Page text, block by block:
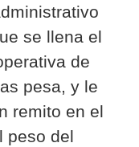
se llena el
de
pesa, y le
remito en el
peso del